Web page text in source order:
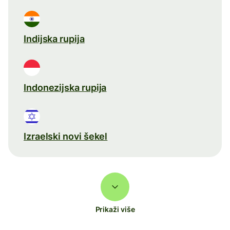
Indijska rupija
Indonezijska rupija
Izraelski novi šekel
Prikaži više